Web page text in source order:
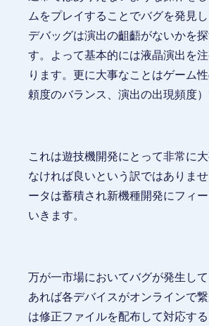
ムをプレイすることでバグを発見
デバッグは演出の齟齬がないかを
す。よって基本的には液晶演出を
ります。更に大事なことはゲーム
頼度のバランス、演出の出現頻度）
これは遊技機開発にとって非常に
なければ良いという訳ではありま
ータは蓄積され新機種開発にフィ
いきます。
万が一市場においてバグが発生し
あれば各デバイスがオンラインで
は修正ファイルを配布して対応す